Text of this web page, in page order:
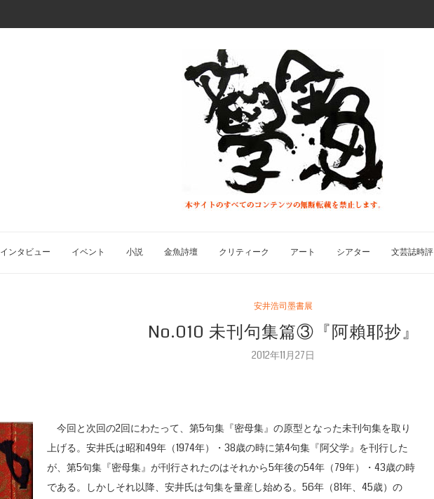
インタビュー イベント 小説 金魚詩壇 クリティーク アート シアター 文芸誌時評
安井浩司墨書展
No.010 未刊句集篇③『阿賴耶抄』
2012年11月27日
今回と次回の2回にわたって、第5句集『密母集』の原型となった未刊句集を取り
上げる。安井氏は昭和49年（1974年）・38歳の時に第4句集『阿父学』を刊行した
が、第5句集『密母集』が刊行されたのはそれから5年後の54年（79年）・43歳の時
である。しかしそれ以降、安井氏は句集を量産し始める。56年（81年、45歳）の